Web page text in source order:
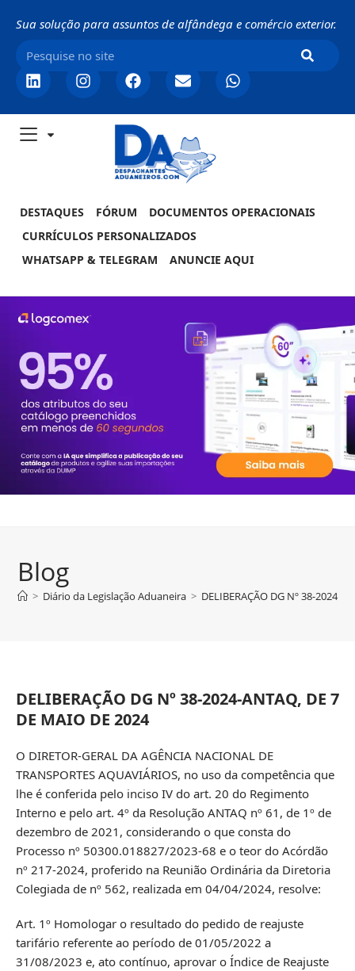
Sua solução para assuntos de alfândega e comércio exterior.
DESTAQUES FÓRUM
DOCUMENTOS OPERACIONAIS
CURRÍCULOS PERSONALIZADOS
WHATSAPP & TELEGRAM
ANUNCIE AQUI
Blog
> Diário da Legislação Aduaneira > DELIBERAÇÃO DG Nº 38-2024-
DELIBERAÇÃO DG Nº 38-2024-ANTAQ, DE 7
DE MAIO DE 2024
O DIRETOR-GERAL DA AGÊNCIA NACIONAL DE
TRANSPORTES AQUAVIÁRIOS, no uso da competência que
lhe é conferida pelo inciso IV do art. 20 do Regimento
Interno e pelo art. 4º da Resolução ANTAQ nº 61, de 1º de
dezembro de 2021, considerando o que consta do
Processo nº 50300.018827/2023-68 e o teor do Acórdão
nº 217-2024, proferido na Reunião Ordinária da Diretoria
Colegiada de nº 562, realizada em 04/04/2024, resolve:
Art. 1º Homologar o resultado do pedido de reajuste
tarifário referente ao período de 01/05/2022 a
31/08/2023 e, ato contínuo, aprovar o Índice de Reajuste